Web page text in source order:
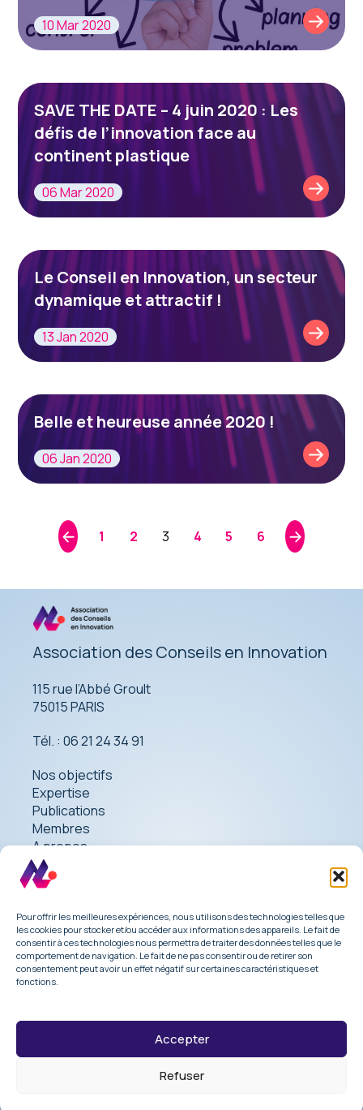
Pour offrir les meilleures expériences, nous utilisons des technologies telles que
les cookies pour stocker et/ou accéder aux informations des appareils. Le fait de
consentir à ces technologies nous permettra de traiter des données telles que le
comportement de navigation. Le fait de ne pas consentir ou de retirer son
consentement peut avoir un effet négatif sur certaines caractéristiques et
fonctions.
Accepter
Refuser
10 Mar 2020
SAVE THE DATE – 4 juin 2020 : Les
défis de l’innovation face au
continent plastique
06 Mar 2020
Le Conseil en Innovation, un secteur
dynamique et attractif !
13 Jan 2020
Belle et heureuse année 2020 !
06 Jan 2020
1 2 3 4 5 6
Association des Conseils en Innovation
115 rue l’Abbé Groult
75015 PARIS
Tél. : 06 21 24 34 91
Nos objectifs
Expertise
Publications
Membres
A propos
Contact
Mentions légales
Code de conduite